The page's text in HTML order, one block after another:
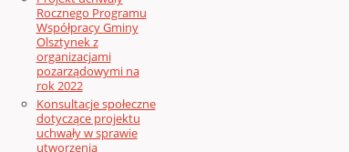
Rocznego Programu
Współpracy Gminy
Olsztynek z
organizacjami
pozarządowymi na
rok 2022
Konsultacje społeczne
dotyczące projektu
uchwały w sprawie
utworzenia